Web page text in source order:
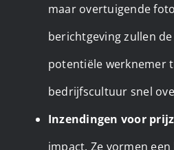
maar overtuigende
berichtgeving zullen
potentiële werknemer
bedrijfscultuur snel
Inzendingen voor
impact. Ze vormen